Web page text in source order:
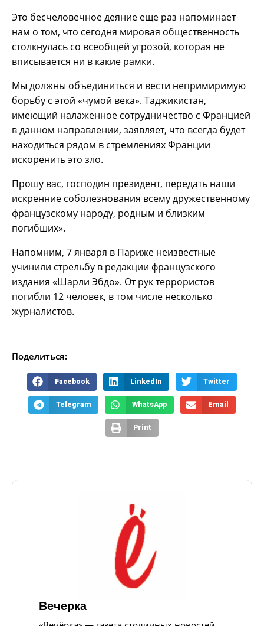
Это бесчеловечное деяние еще раз напоминает
нам о том, что сегодня мировая общественность
столкнулась со всеобщей угрозой, которая не
вписывается ни в какие рамки.
Мы должны объединиться и вести непримиримую
борьбу с этой «чумой века». Таджикистан,
имеющий налаженное сотрудничество с Францией
в данном направлении, заявляет, что всегда будет
находиться рядом в стремлениях Франции
искоренить это зло.
Прошу вас, господин президент, передать наши
искренние соболезнования всему дружественному
французскому народу, родным и близким
погибших».
Напомним, 7 января в Париже неизвестные
учинили стрельбу в редакции французского
издания «Шарли Эбдо». От рук террористов
погибли 12 человек, в том числе несколько
журналистов.
Поделиться:
Facebook LinkedIn Twitter
Telegram WhatsApp Email
Print
Вечерка